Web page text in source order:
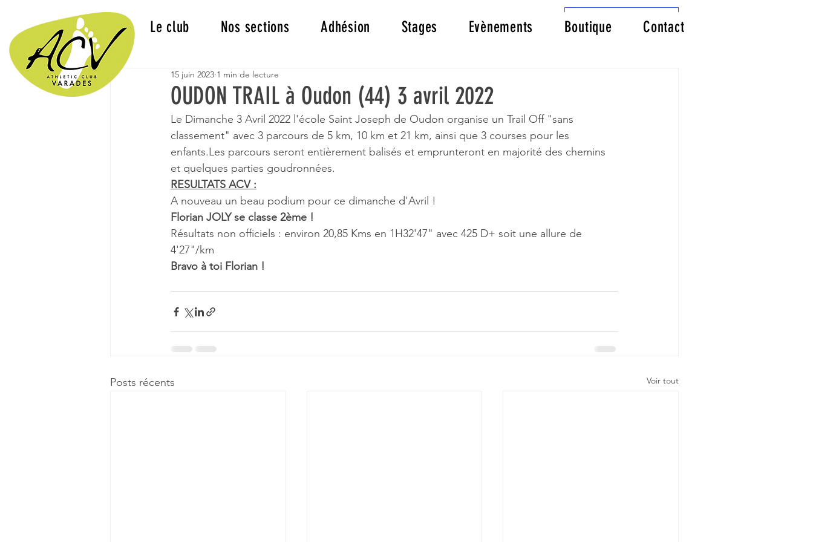
Connexion/Inscription
OUDON TRAIL à Oudon (44) 3 avril 2022
15 juin 2023 1 min de lecture
Le Dimanche 3 Avril 2022 l'école Saint Joseph de Oudon organise un Trail Off "sans
classement" avec 3 parcours de 5 km, 10 km et 21 km, ainsi que 3 courses pour les
enfants.Les parcours seront entièrement balisés et emprunteront en majorité des chemins
et quelques parties goudronnées.
RESULTATS ACV :
A nouveau un beau podium pour ce dimanche d'Avril !
Florian JOLY se classe 2ème !
Résultats non officiels : environ 20,85 Kms en 1H32'47" avec 425 D+ soit une allure de
4'27"/km
Bravo à toi Florian !
Posts récents Voir tout
Le club Nos sections Adhésion Stages Evènements Boutique Contact